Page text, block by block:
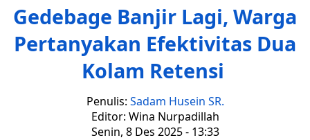
Gedebage Banjir Lagi, Warga
Pertanyakan Efektivitas Dua
Kolam Retensi
Penulis: Sadam Husein SR.
Editor: Wina Nurpadillah
Senin, 8 Des 2025 - 13:33